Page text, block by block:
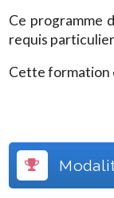
Ce programme
requis
Cette formation